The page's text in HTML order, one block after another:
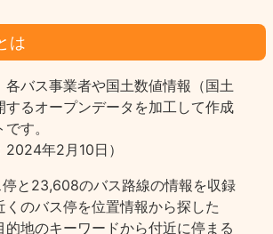
は
各バス事業者や国土数値情報（国土
するオープンデータを加工して作成
す。
2024年2月10日）
と23,608のバス路線の情報を収録
くのバス停を位置情報から探した
的地のキーワードから付近に停まる